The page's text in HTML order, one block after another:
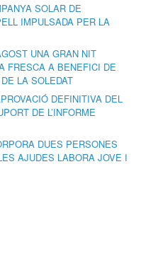
SOLAR DE
IMPULSADA PER LA
UNA GRAN NIT
FRESCA A BENEFICI DE
LA SOLEDAT
DEFINITIVA DEL
DE L’INFORME
DUES PERSONES
AJUDES LABORA JOVE I